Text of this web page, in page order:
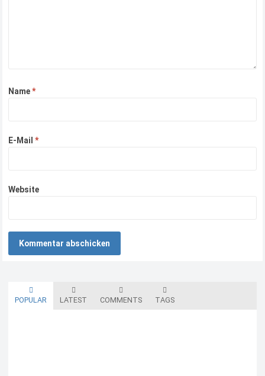
Name*
E-Mail*
Website
POPULAR LATEST COMMENTS TAGS